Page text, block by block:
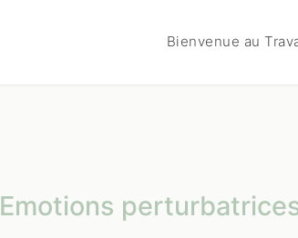
Bienvenue au
Emotions